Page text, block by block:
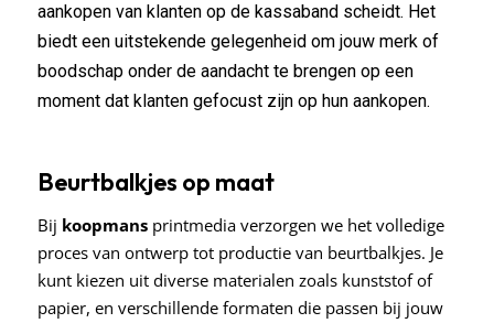
aankopen van klanten op de kassaband scheidt. Het
biedt een uitstekende gelegenheid om jouw merk of
boodschap onder de aandacht te brengen op een
moment dat klanten gefocust zijn op hun aankopen.
Beurtbalkjes op maat
Bij koopmans printmedia verzorgen we het volledige
proces van ontwerp tot productie van beurtbalkjes. Je
kunt kiezen uit diverse materialen zoals kunststof of
papier, en verschillende formaten die passen bij jouw